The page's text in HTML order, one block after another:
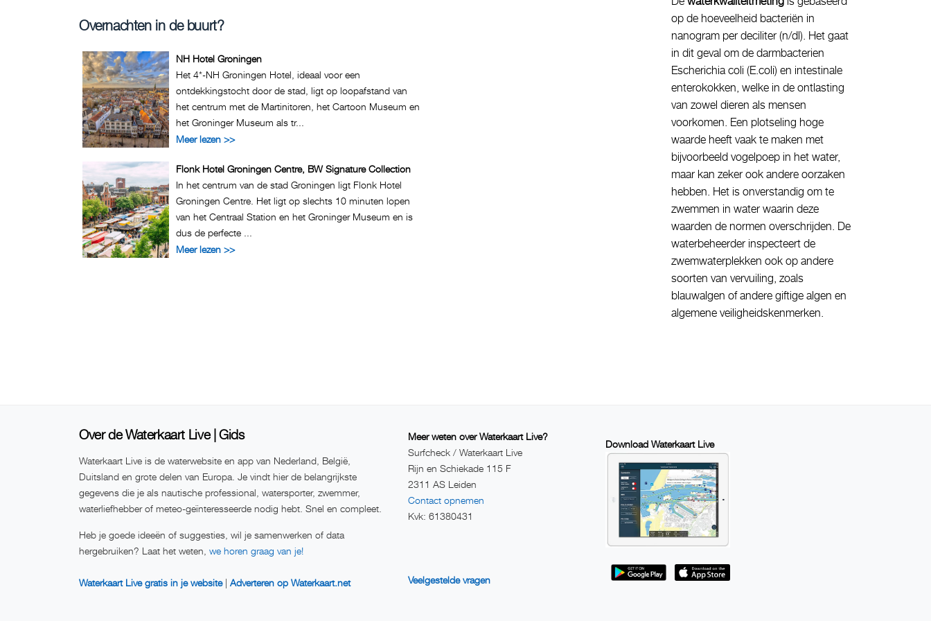
Overnachten in de buurt?
NH Hotel Groningen
Het 4*-NH Groningen Hotel, ideaal voor een
ontdekkingstocht door de stad, ligt op loopafstand van
het centrum met de Martinitoren, het Cartoon Museum en
het Groninger Museum als tr...
Meer lezen >>
Flonk Hotel Groningen Centre, BW Signature Collection
In het centrum van de stad Groningen ligt Flonk Hotel
Groningen Centre. Het ligt op slechts 10 minuten lopen
van het Centraal Station en het Groninger Museum en is
dus de perfecte ...
Meer lezen >>
op de hoeveelheid bacteriën in
nanogram per deciliter (n/dl). Het gaat
in dit geval om de darmbacterien
Escherichia coli (E.coli) en intestinale
enterokokken, welke in de ontlasting
van zowel dieren als mensen
voorkomen. Een plotseling hoge
waarde heeft vaak te maken met
bijvoorbeeld vogelpoep in het water,
maar kan zeker ook andere oorzaken
hebben. Het is onverstandig om te
zwemmen in water waarin deze
waarden de normen overschrijden. De
waterbeheerder inspecteert de
zwemwaterplekken ook op andere
soorten van vervuiling, zoals
blauwalgen of andere giftige algen en
algemene veiligheidskenmerken.
Over de Waterkaart Live | Gids
Waterkaart Live is de waterwebsite en app van Nederland, België,
Duitsland en grote delen van Europa. Je vindt hier de belangrijkste
gegevens die je als nautische professional, watersporter, zwemmer,
waterliefhebber of meteo-geïnteresseerde nodig hebt. Snel en compleet.
Heb je goede ideeën of suggesties, wil je samenwerken of data
hergebruiken? Laat het weten, we horen graag van je!
Waterkaart Live gratis in je website| Adverteren op Waterkaart.net
Meer weten over Waterkaart Live?
Surfcheck / Waterkaart Live
Rijn en Schiekade 115 F
2311 AS Leiden
Contact opnemen
Kvk: 61380431
Veelgestelde vragen
Download Waterkaart Live